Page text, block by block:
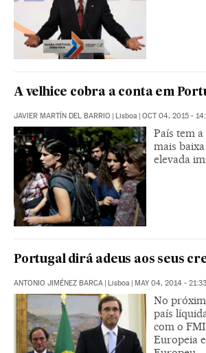
A velhice cobra a conta em
JAVIER MARTÍN DEL BARRIO Lisboa OCT 04, 2015 -
País tem
mais
elevada
Portugal dirá adeus aos seus
ANTONIO JIMÉNEZ BARCA | Lisboa | MAY 04, 2014 - 21:33
No
país
com o
Europeia